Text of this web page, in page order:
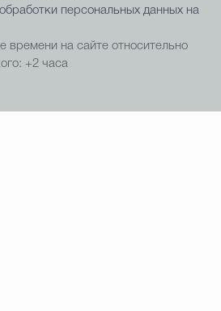
персональных данных на
времени на сайте относительно
+2 часа